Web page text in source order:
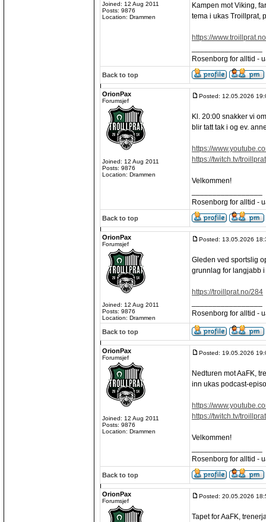
Joined: 12 Aug 2011
Posts: 9876
Location: Drammen
Kampen mot Viking,
tema i ukas Troillprat,
https://
Rosenborg for alltid -
Back to top
OrionPax
Forumsjef
Joined: 12 Aug 2011
Posts: 9876
Location: Drammen
Posted: 12.05.2026
Kl. 20:00 snakker vi
blir tatt tak i og ev.
https://
https://twitch.tv/troillprat
Velkommen!
Rosenborg for alltid -
Back to top
OrionPax
Forumsjef
Joined: 12 Aug 2011
Posts: 9876
Location: Drammen
Posted: 13.05.2026
Gleden ved sportslig
grunnlag for langjabb
https://troillprat.no/284
Rosenborg for alltid -
Back to top
OrionPax
Forumsjef
Joined: 12 Aug 2011
Posts: 9876
Location: Drammen
Posted: 19.05.2026
Nedturen mot AaFK,
inn ukas podcast-
https://
https://twitch.tv/troillprat
Velkommen!
Rosenborg for alltid -
Back to top
OrionPax
Forumsjef
Posted: 20.05.2026
Tapet for AaFK,